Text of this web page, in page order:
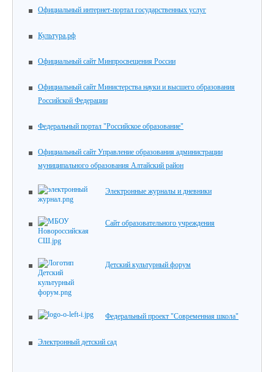
Официальный интернет-портал государственных услуг
Культура.рф
Официальный сайт Минпросвещения России
Официальный сайт Министерства науки и высшего образования
Российской Федерации
Федеральный портал "Российское образование"
Официальный сайт Управление образования администрации
муниципального образования Алтайский район
Электронные журналы и дневники
Сайт образовательного учреждения
Детский культурный форум
Федеральный проект "Современная школа"
Электронный детский сад